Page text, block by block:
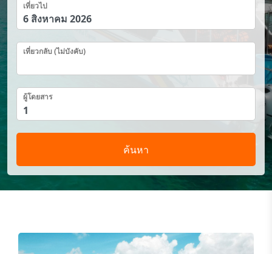
เที่ยวไป
เที่ยวกลับ (ไม่บังคับ)
ผู้โดยสาร
ค้นหา